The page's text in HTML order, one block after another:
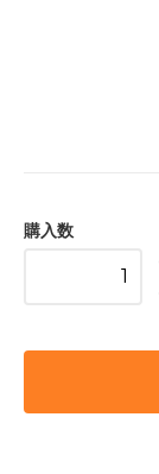
購入数